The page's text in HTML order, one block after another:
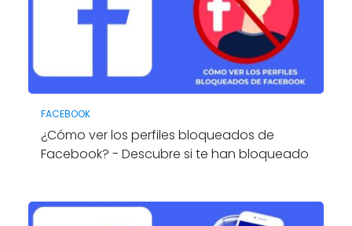
FACEBOOK
¿Cómo ver los perfiles bloqueados de
Facebook? - Descubre si te han bloqueado